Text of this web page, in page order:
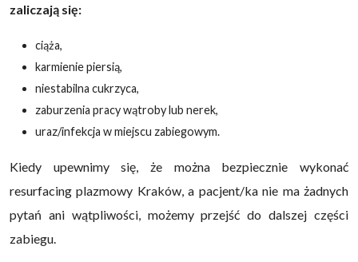
zaliczają się:
ciąża,
karmienie piersią,
niestabilna cukrzyca,
zaburzenia pracy wątroby lub nerek,
uraz/infekcja w miejscu zabiegowym.
Kiedy upewnimy się, że można bezpiecznie wykonać
resurfacing plazmowy Kraków, a pacjent/ka nie ma żadnych
pytań ani wątpliwości, możemy przejść do dalszej części
zabiegu.